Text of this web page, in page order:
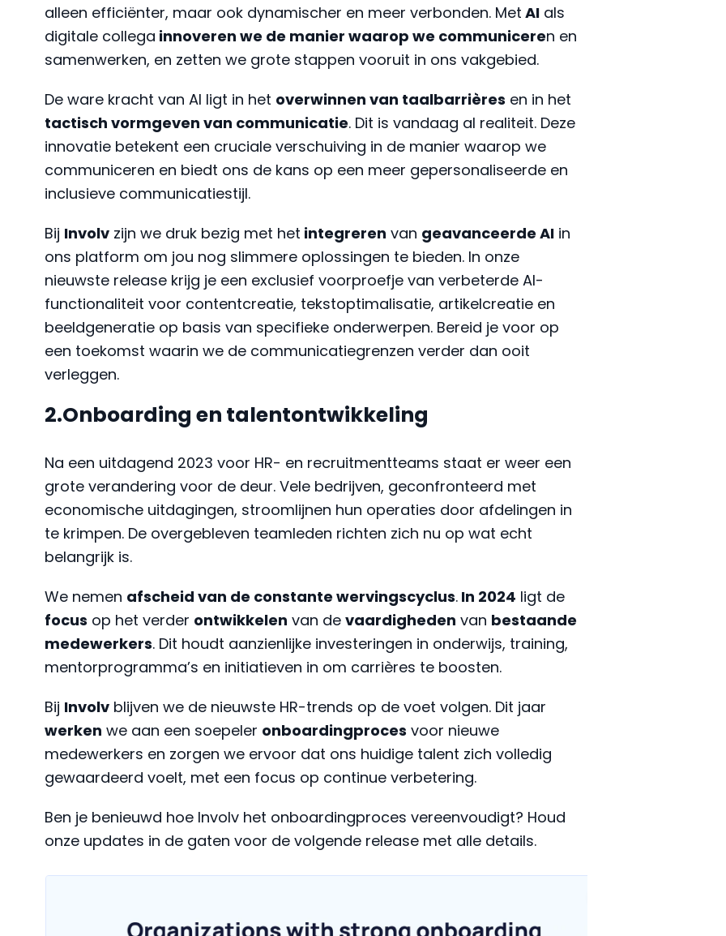
alleen efficiënter, maar ook dynamischer en meer verbonden. Met AI als
digitale collega innoveren we de manier waarop we communiceren en
samenwerken, en zetten we grote stappen vooruit in ons vakgebied.
De ware kracht van AI ligt in het overwinnen van taalbarrières en in het
tactisch vormgeven van communicatie. Dit is vandaag al realiteit. Deze
innovatie betekent een cruciale verschuiving in de manier waarop we
communiceren en biedt ons de kans op een meer gepersonaliseerde en
inclusieve communicatiestijl.
Bij Involv zijn we druk bezig met het integreren van geavanceerde AI in
ons platform om jou nog slimmere oplossingen te bieden. In onze
nieuwste release krijg je een exclusief voorproefje van verbeterde AI-
functionaliteit voor contentcreatie, tekstoptimalisatie, artikelcreatie en
beeldgeneratie op basis van specifieke onderwerpen. Bereid je voor op
een toekomst waarin we de communicatiegrenzen verder dan ooit
verleggen.
2.Onboarding en talentontwikkeling
Na een uitdagend 2023 voor HR- en recruitmentteams staat er weer een
grote verandering voor de deur. Vele bedrijven, geconfronteerd met
economische uitdagingen, stroomlijnen hun operaties door afdelingen in
te krimpen. De overgebleven teamleden richten zich nu op wat echt
belangrijk is.
We nemen afscheid van de constante wervingscyclus. In 2024 ligt de
focus op het verder ontwikkelen van devaardigheden van bestaande
medewerkers. Dit houdt aanzienlijke investeringen in onderwijs, training,
mentorprogramma’s en initiatieven in om carrières te boosten.
Bij Involv blijven we de nieuwste HR-trends op de voet volgen. Dit jaar
werken we aan een soepeler onboardingproces voor nieuwe
medewerkers en zorgen we ervoor dat ons huidige talent zich volledig
gewaardeerd voelt, met een focus op continue verbetering.
Ben je benieuwd hoe Involv het onboardingproces vereenvoudigt? Houd
onze updates in de gaten voor de volgende release met alle details.